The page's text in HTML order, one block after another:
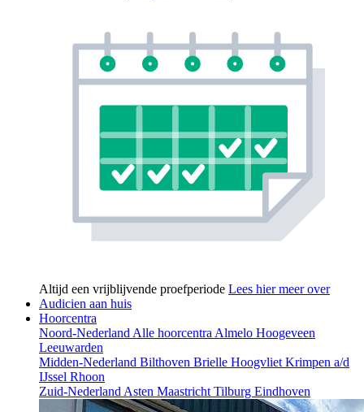
Altijd een vrijblijvende proefperiode Lees hier meer over
Audicien aan huis
Hoorcentra
Noord-NederlandAlle hoorcentraAlmelo Hoogeveen
Leeuwarden
Midden-Nederland Bilthoven Brielle HoogvlietKrimpen a/d
IJssel Rhoon
Zuid-NederlandAsten MaastrichtTilburg Eindhoven